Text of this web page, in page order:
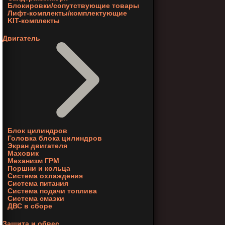
Блокировки/сопутствующие товары
Лифт-комплекты/комплектующие
KIT-комплекты
Двигатель
Блок цилиндров
Головка блока цилиндров
Экран двигателя
Маховик
Механизм ГРМ
Поршни и кольца
Система охлаждения
Система питания
Система подачи топлива
Система смазки
ДВС в сборе